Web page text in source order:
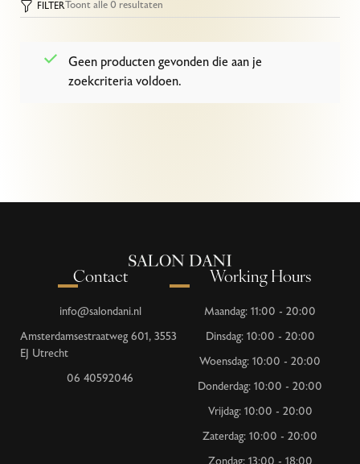
FILTERToont alle 0 resultaten
Geen producten gevonden die aan je
zoekcriteria voldoen.
Contact
info@salondani.nl
Amsterdamsestraatweg 601, 3553
EJ Utrecht
06 40592046
Working Hours
Maandag: 11:00 - 20:00
Dinsdag: 10:00 - 20:00
Woensdag: 10:00 - 20:00
Donderdag: 10:00 - 20:00
Vrijdag: 10:00 - 20:00
Zaterdag: 10:00 - 20:00